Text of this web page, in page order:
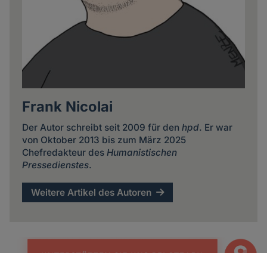
Frank Nicolai
Der Autor schreibt seit 2009 für den hpd. Er war
von Oktober 2013 bis zum März 2025
Chefredakteur des Humanistischen
Pressedienstes.
Weitere Artikel des Autoren